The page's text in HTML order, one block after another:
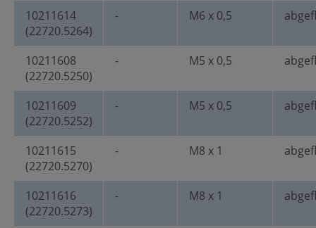
10211614
(22720.5264)
- M6 x 0,5
10211608
(22720.5250)
- M5 x 0,5
10211609
(22720.5252)
- M5 x 0,5
10211615
(22720.5270)
- M8 x 1
10211616
(22720.5273)
- M8 x 1